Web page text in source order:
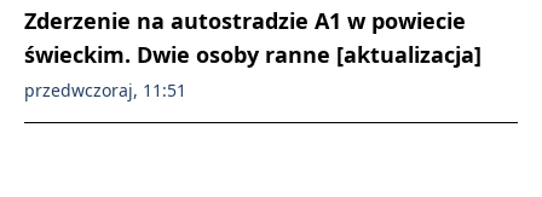
Zderzenie na autostradzie A1 w powiecie
świeckim. Dwie osoby ranne [aktualizacja]
przedwczoraj, 11:51